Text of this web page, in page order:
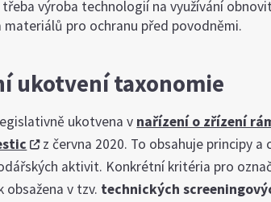
výroba technologií na využívání
materiálů pro ochranu před povodněmi.
ukotvení taxonomie
ukotvena v nařízení o zřízení
z června 2020. To obsahuje principy a
aktivit. Konkrétní kritéria pro
obsažena v tzv. technických